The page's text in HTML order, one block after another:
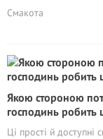
Смакота
Якою стороною
господинь робить
Ці прості й доступні